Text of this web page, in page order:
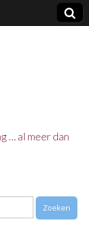
… al meer dan